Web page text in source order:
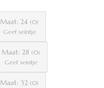
Maat: 24 (0)
Geef seintje
Maat: 28 (0)
Geef seintje
Maat: 32 (0)